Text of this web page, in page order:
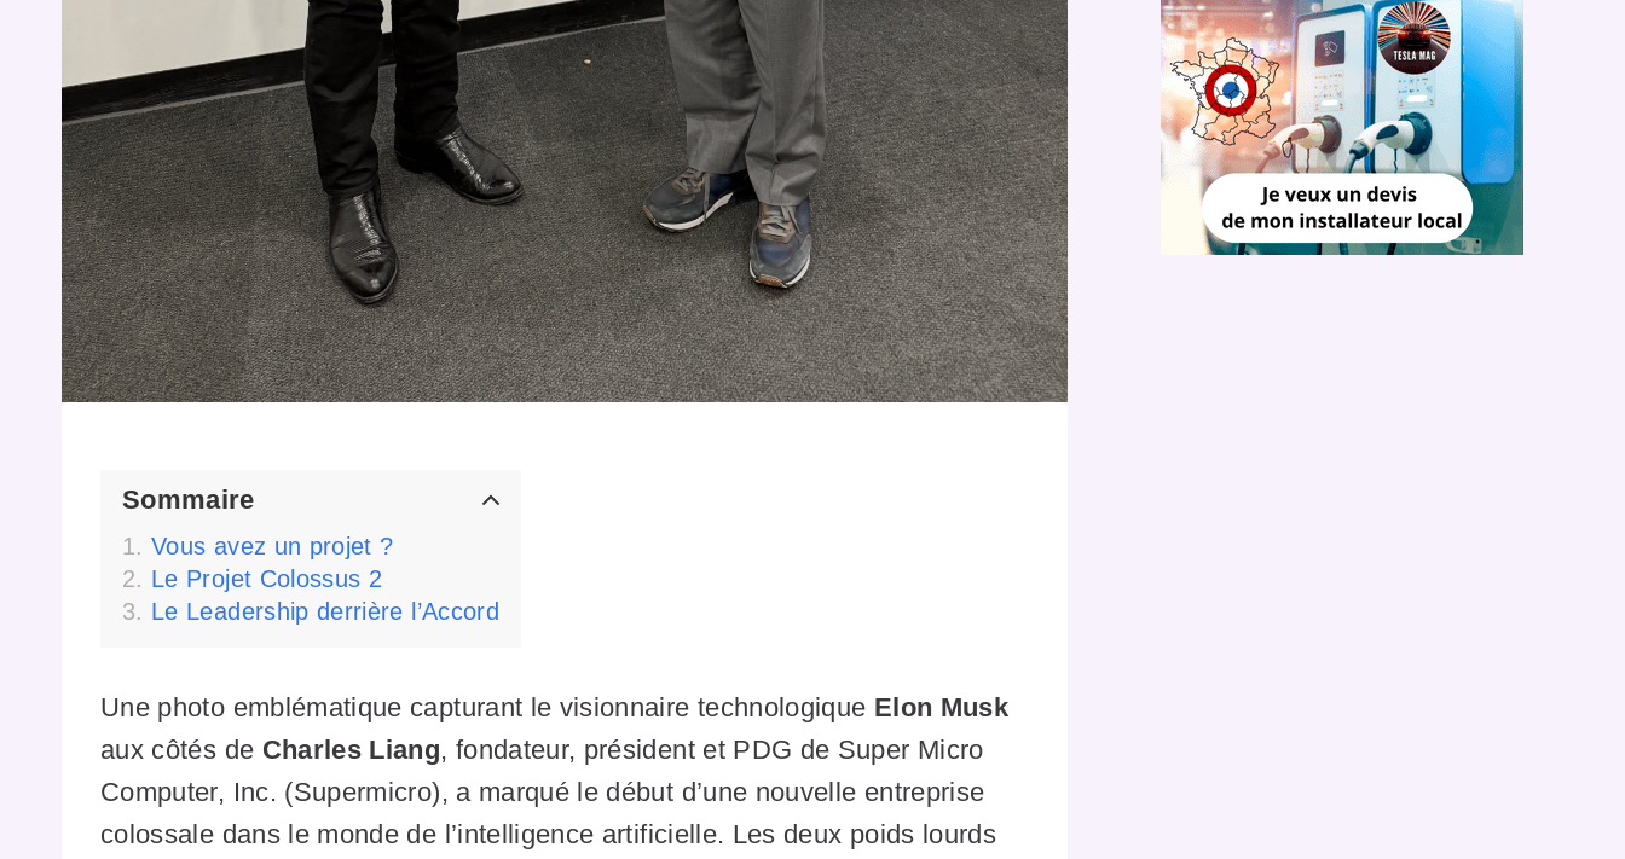
Sommaire
Vous avez un projet ?
Le Projet Colossus 2
Le Leadership derrière l’Accord
Une photo emblématique capturant le visionnaire technologique Elon Musk
aux côtés de Charles Liang, fondateur, président et PDG de Super Micro
Computer, Inc. (Supermicro), a marqué le début d’une nouvelle entreprise
colossale dans le monde de l’intelligence artificielle. Les deux poids lourds